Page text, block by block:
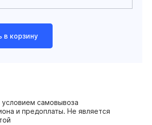
в корзину
условием самовывоза
и предоплаты. Не является